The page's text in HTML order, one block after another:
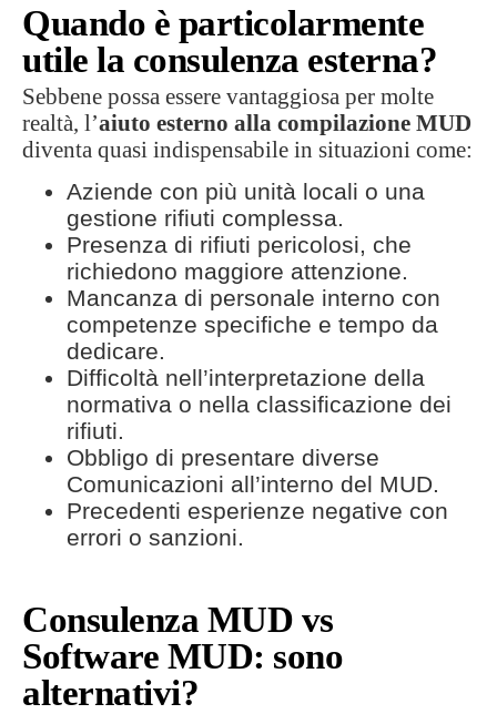
Quando è particolarmente
utile la consulenza esterna?
Sebbene possa essere vantaggiosa per molte
realtà, l’aiuto esterno alla compilazione MUD
diventa quasi indispensabile in situazioni come:
Aziende con più unità locali o una
gestione rifiuti complessa.
Presenza di rifiuti pericolosi, che
richiedono maggiore attenzione.
Mancanza di personale interno con
competenze specifiche e tempo da
dedicare.
Difficoltà nell’interpretazione della
normativa o nella classificazione dei
rifiuti.
Obbligo di presentare diverse
Comunicazioni all’interno del MUD.
Precedenti esperienze negative con
errori o sanzioni.
Consulenza MUD vs
Software MUD: sono
alternativi?